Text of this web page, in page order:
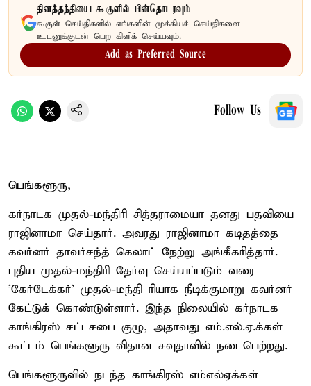
தினத்தந்தியை கூகுளில் பின்தொடரவும்
கூகுள் செய்திகளில் எங்களின் முக்கியச் செய்திகளை
உடனுக்குடன் பெற கிளிக் செய்யவும்.
Add as Preferred Source
Follow Us
பெங்களூரு,
கர்நாடக முதல்-மந்திரி சித்தராமையா தனது பதவியை
ராஜினாமா செய்தார். அவரது ராஜினாமா கடிதத்தை
கவர்னர் தாவர்சந்த் கெலாட் நேற்று அங்கீகரித்தார்.
புதிய முதல்-மந்திரி தேர்வு செய்யப்படும் வரை
'கேர்டேக்கர்' முதல்-மந்தி ரியாக நீடிக்குமாறு கவர்னர்
கேட்டுக் கொண்டுள்ளார். இந்த நிலையில் கர்நாடக
காங்கிரஸ் சட்டசபை குழு, அதாவது எம்.எல்.ஏ.க்கள்
கூட்டம் பெங்களூரு விதான சவுதாவில் நடைபெற்றது.
பெங்களூருவில் நடந்த காங்கிரஸ் எம்எல்ஏக்கள்